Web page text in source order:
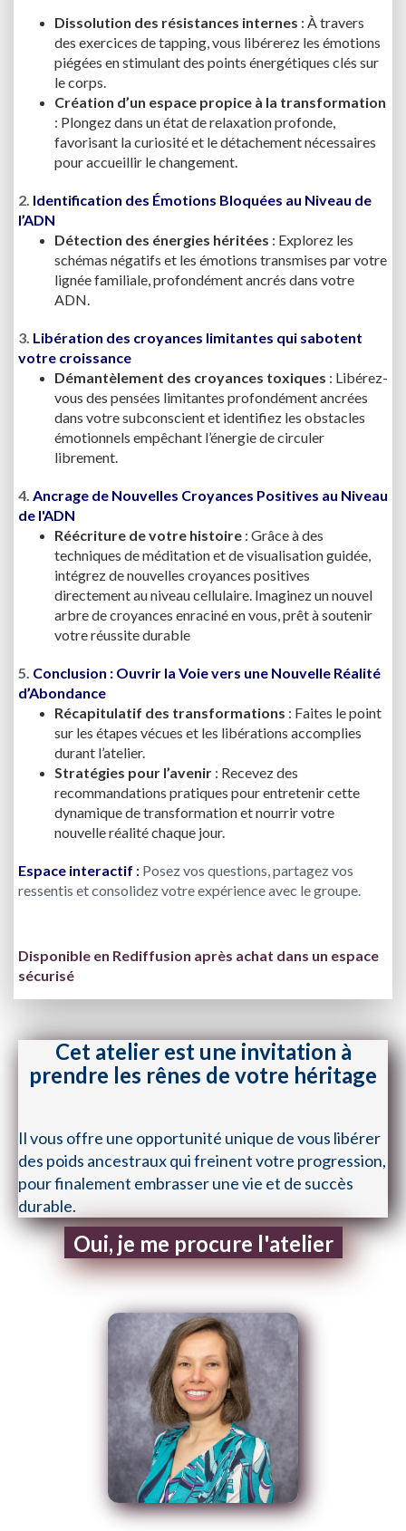
Dissolution des résistances internes : À travers
des exercices de tapping, vous libérerez les émotions
piégées en stimulant des points énergétiques clés sur
le corps.
Création d’un espace propice à la transformation
: Plongez dans un état de relaxation profonde,
favorisant la curiosité et le détachement nécessaires
pour accueillir le changement.
2. Identification des Émotions Bloquées au Niveau de
l’ADN
Détection des énergies héritées : Explorez les
schémas négatifs et les émotions transmises par votre
lignée familiale, profondément ancrés dans votre
ADN.
3. Libération des croyances limitantes qui sabotent
votre croissance
Démantèlement des croyances toxiques : Libérez-
vous des pensées limitantes profondément ancrées
dans votre subconscient et identifiez les obstacles
émotionnels empêchant l’énergie de circuler
librement.
4. Ancrage de Nouvelles Croyances Positives au Niveau
de l'ADN
Réécriture de votre histoire : Grâce à des
techniques de méditation et de visualisation guidée,
intégrez de nouvelles croyances positives
directement au niveau cellulaire. Imaginez un nouvel
arbre de croyances enraciné en vous, prêt à soutenir
votre réussite durable
5. Conclusion : Ouvrir la Voie vers une Nouvelle Réalité
d’Abondance
Récapitulatif des transformations : Faites le point
sur les étapes vécues et les libérations accomplies
durant l’atelier.
Stratégies pour l’avenir : Recevez des
recommandations pratiques pour entretenir cette
dynamique de transformation et nourrir votre
nouvelle réalité chaque jour.
Espace interactif : Posez vos questions, partagez vos
ressentis et consolidez votre expérience avec le groupe.
Disponible en Rediffusion après achat dans un espace
sécurisé
Cet atelier est une invitation à
prendre les rênes de votre héritage
Il vous offre une opportunité unique de vous libérer
des poids ancestraux qui freinent votre progression,
pour finalement embrasser une vie et de succès
durable.
Oui, je me procure l'atelier